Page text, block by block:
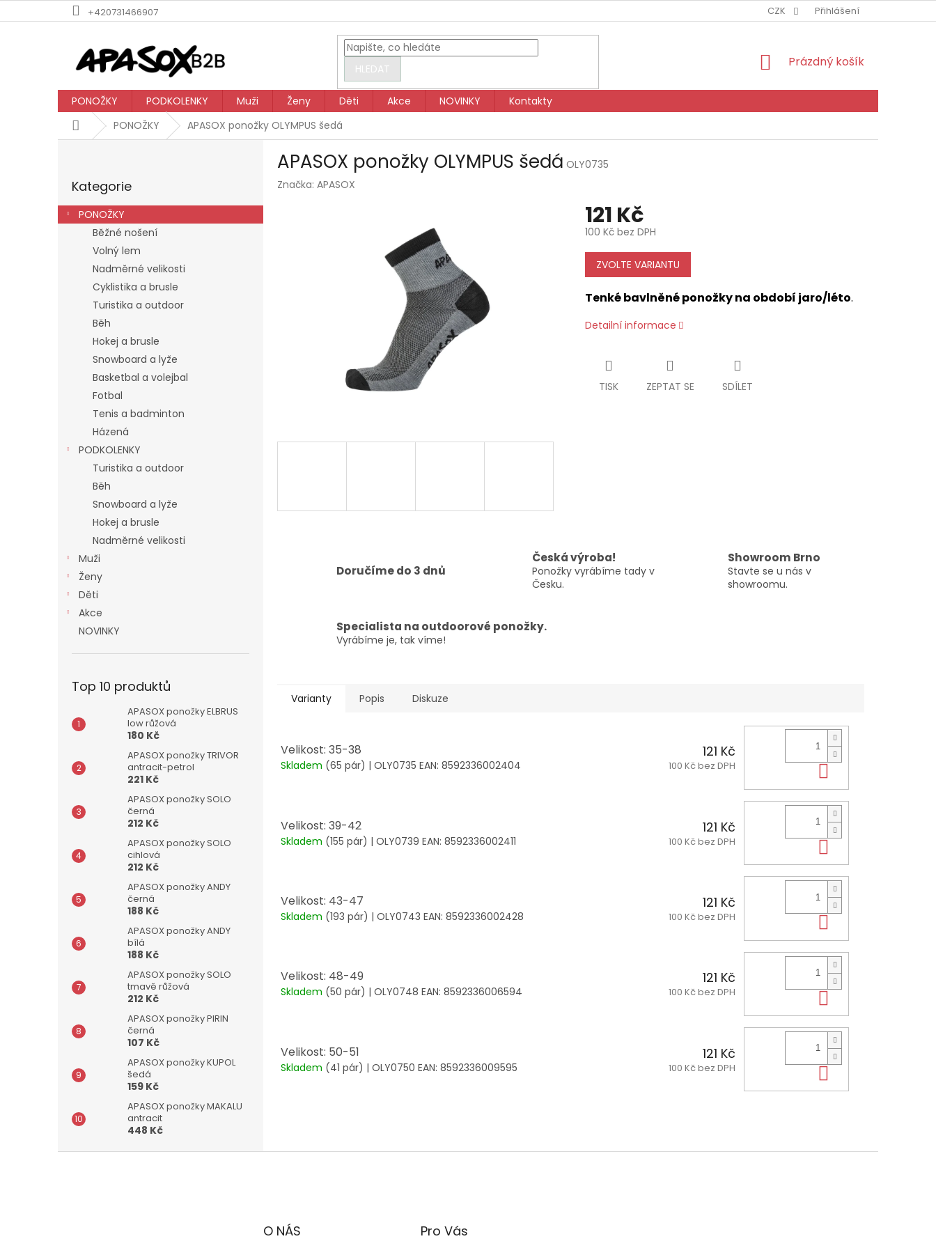
na
+420731466907 CZK Přihlášení
HLEDAT
NÁKUPNÍ
Prázdný košík
PONOŽKY PODKOLENKY Muži Ženy Děti Akce NOVINKY
Kontakty
DomůPONOŽKY APASOX ponožky OLYMPUS šedá
r
a
kategorie
Kategorie
PONOŽKY
Běžné nošení
Volný lem
Nadměrné velikosti
Cyklistika a brusle
Turistika a outdoor
Běh
Hokej a brusle
Snowboard a lyže
Basketbal a volejbal
Fotbal
Tenis a badminton
Házená
PODKOLENKY
Turistika a outdoor
Běh
Snowboard a lyže
Hokej a brusle
Nadměrné velikosti
Muži
Ženy
Děti
Akce
NOVINKY
Top 10 produktů
APASOX ponožky ELBRUS
low růžová
180 Kč
APASOX ponožky TRIVOR
antracit-petrol
221 Kč
APASOX ponožky SOLO
černá
212 Kč
APASOX ponožky SOLO
cihlová
212 Kč
APASOX ponožky ANDY
černá
188 Kč
APASOX ponožky ANDY
bílá
188 Kč
APASOX ponožky SOLO
tmavě růžová
212 Kč
APASOX ponožky PIRIN
černá
107 Kč
APASOX ponožky KUPOL
šedá
159 Kč
APASOX ponožky MAKALU
antracit
448 Kč
APASOX ponožky OLYMPUS šedá OLY0735
Značka: APASOX
121 Kč
100 Kč bez DPH
Měrná
cena:
ZVOLTE VARIANTU
Tenké bavlněné ponožkyna období jaro/léto.
Detailní informace
TISK ZEPTAT SE SDÍLET
Doručíme do 3 dnů
Česká výroba!
Ponožky vyrábíme tady v
Česku.
Showroom Brno
Stavte se u nás v
showroomu.
Specialista na outdoorové ponožky.
Vyrábíme je, tak víme!
Varianty Popis Diskuze
Velikost: 35-38
Skladem (65 pár) | OLY0735 EAN: 8592336002404
121 Kč
100 Kč bez DPH
Velikost: 39-42
Skladem (155 pár) | OLY0739 EAN: 8592336002411
121 Kč
100 Kč bez DPH Do košíku
Velikost: 43-47
Skladem (193 pár) | OLY0743 EAN: 8592336002428
121 Kč
100 Kč bez DPH
Velikost: 48-49
Skladem (50 pár) | OLY0748 EAN: 8592336006594
121 Kč
100 Kč bez DPH Do košíku
Velikost: 50-51
Skladem (41 pár) | OLY0750 EAN: 8592336009595
121 Kč
100 Kč bez DPH Do košíku
O NÁS Pro Vás